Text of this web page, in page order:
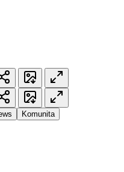
Komunita